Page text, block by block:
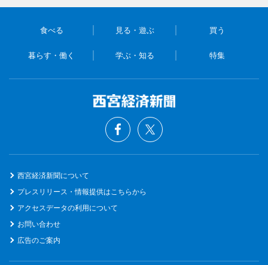
食べる 見る・遊ぶ 買う
暮らす・働く 学ぶ・知る 特集
西宮経済新聞について
プレスリリース・情報提供はこちらから
アクセスデータの利用について
お問い合わせ
広告のご案内